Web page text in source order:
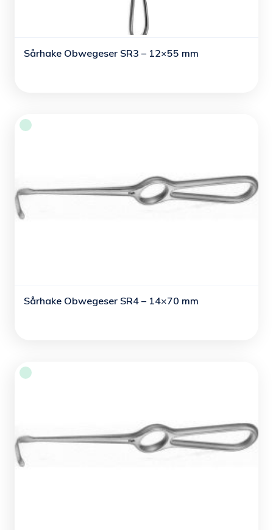
Sårhake Obwegeser SR3 – 12×55 mm
Sårhake Obwegeser SR4 – 14×70 mm